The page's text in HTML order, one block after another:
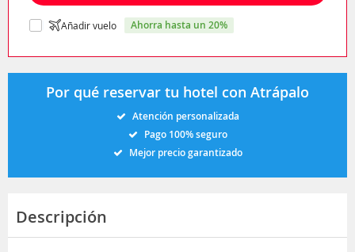
Añadir vuelo ahorra hasta un 20%
Por qué reservar tu hotel con Atrápalo
Atención personalizada
Pago 100% seguro
Mejor precio garantizado
Descripción